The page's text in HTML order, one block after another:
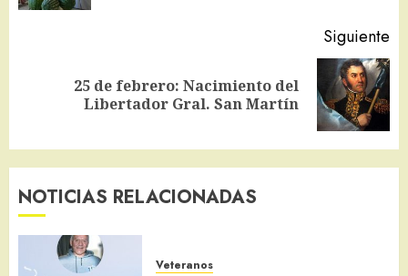
Siguiente
Siguiente25 de febrero: Nacimiento del
Libertador Gral. San Martín
NOTICIAS RELACIONADAS
Veteranos